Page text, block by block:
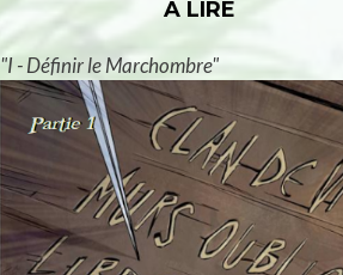
A LIRE
"I - Définir le Marchombre"